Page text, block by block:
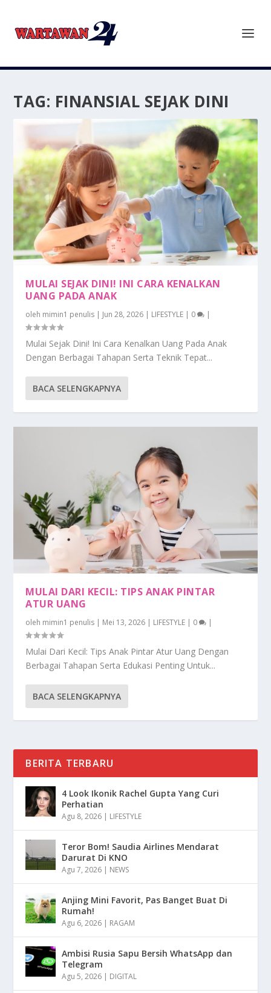
TAG: FINANSIAL SEJAK DINI
MULAI SEJAK DINI! INI CARA KENALKAN
UANG PADA ANAK
oleh mimin1 penulis | Jun 28, 2026 | LIFESTYLE | 0 |
Mulai Sejak Dini! Ini Cara Kenalkan Uang Pada Anak
Dengan Berbagai Tahapan Serta Teknik Tepat...
BACA SELENGKAPNYA
MULAI DARI KECIL: TIPS ANAK PINTAR
ATUR UANG
oleh mimin1 penulis | Mei 13, 2026 | LIFESTYLE | 0 |
Mulai Dari Kecil: Tips Anak Pintar Atur Uang Dengan
Berbagai Tahapan Serta Edukasi Penting Untuk...
BACA SELENGKAPNYA
BERITA TERBARU
4 Look Ikonik Rachel Gupta Yang Curi
Perhatian
Agu 8, 2026 | LIFESTYLE
Teror Bom! Saudia Airlines Mendarat
Darurat Di KNO
Agu 7, 2026 | NEWS
Anjing Mini Favorit, Pas Banget Buat Di
Rumah!
Agu 6, 2026 | RAGAM
Ambisi Rusia Sapu Bersih WhatsApp dan
Telegram
Agu 5, 2026 | DIGITAL